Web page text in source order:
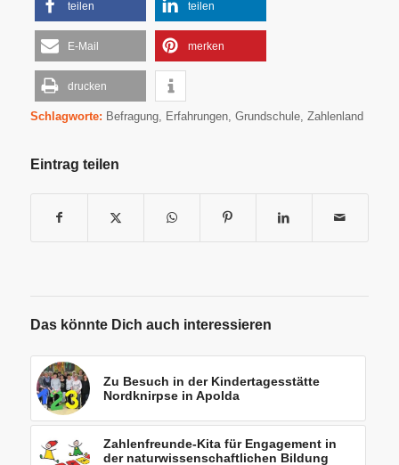
teilen teilen
E-Mail merken
drucken
Schlagworte: Befragung, Erfahrungen, Grundschule, Zahlenland
Eintrag teilen
Das könnte Dich auch interessieren
Zu Besuch in der Kindertagesstätte
Nordknirpse in Apolda
Zahlenfreunde-Kita für Engagement in
der naturwissenschaftlichen Bildung